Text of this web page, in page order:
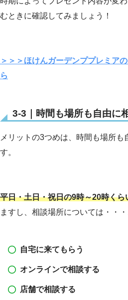
むときに確認してみましょう！
＞＞＞ほけんガーデンププレミア
ら
3-3｜時間も場所も自由に
メリットの3つめは、時間も場所
す。
平日・土日・祝日の9時～20時くら
ますし、相談場所については・・・
自宅に来てもらう
オンラインで相談する
店舗で相談する